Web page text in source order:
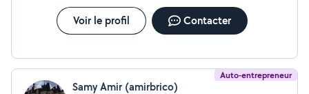
Voir le profil Contacter
Auto-entrepreneur
Samy Amir (amirbrico)